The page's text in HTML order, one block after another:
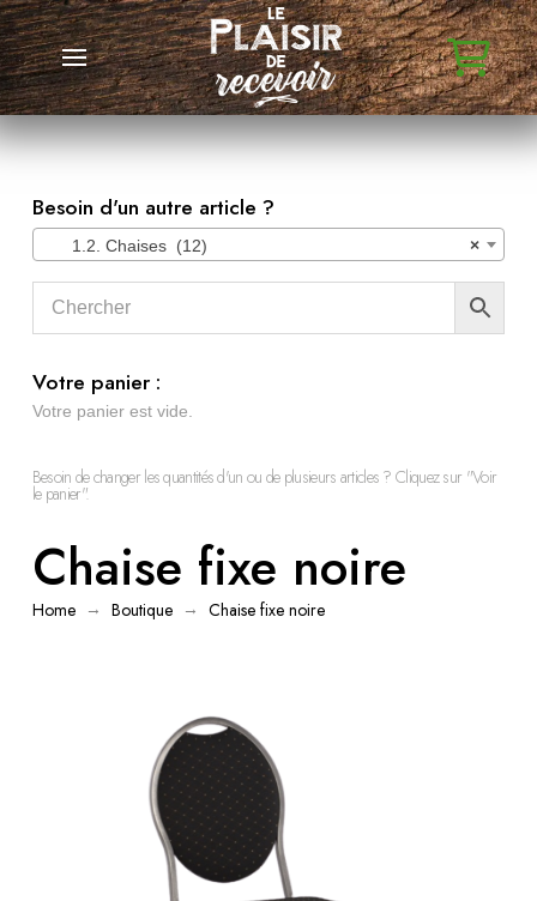
Besoin d'un autre article ?
×
1.2. Chaises (12)
Votre panier :
Votre panier est vide.
Besoin de changer les quantités d'un ou de plusieurs articles ? Cliquez sur "Voir
le panier".
Chaise fixe noire
Home → Boutique → Chaise fixe noire